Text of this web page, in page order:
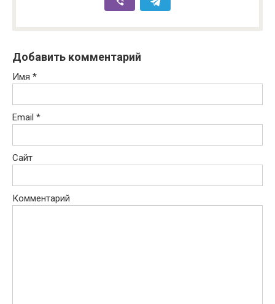
Добавить комментарий
Имя *
Email *
Сайт
Комментарий